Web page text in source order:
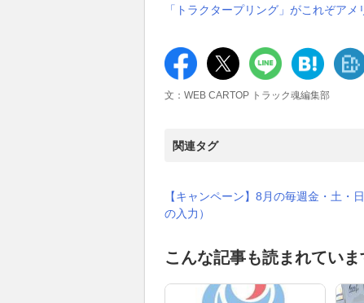
「トラクタープリング」がこれぞアメ
文：WEB CARTOP トラック魂編集部
関連タグ
【キャンペーン】8月の毎週金・土・
の入力）
こんな記事も読まれていま